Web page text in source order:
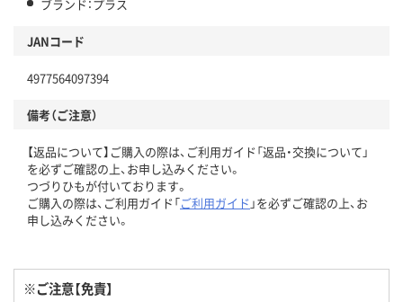
ブランド：プラス
JANコード
4977564097394
備考（ご注意）
【返品について】ご購入の際は、ご利用ガイド「返品・交換について」
を必ずご確認の上、お申し込みください。
つづりひもが付いております。
ご購入の際は、ご利用ガイド「ご利用ガイド 」を必ずご確認の上、お
申し込みください。
※ご注意【免責】